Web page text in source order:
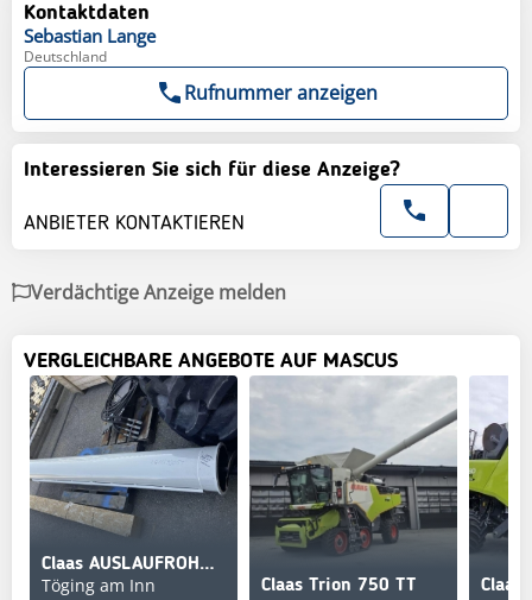
Kontaktdaten
Sebastian Lange
Deutschland
Rufnummer anzeigen
Interessieren Sie sich für diese Anzeige?
ANBIETER KONTAKTIEREN
Verdächtige Anzeige melden
VERGLEICHBARE ANGEBOTE AUF MASCUS
Claas AUSLAUFROHR XXL TRION 650
Töging am Inn Claas Trion 750 TT